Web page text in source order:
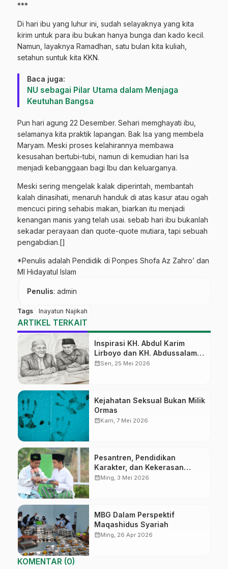
***
Di hari ibu yang luhur ini, sudah selayaknya yang kita
kirim untuk para ibu bukan hanya bunga dan kado kecil.
Namun, layaknya Ramadhan, satu bulan kita kuliah,
setahun suntuk kita KKN.
Baca juga:
NU sebagai Pilar Utama dalam Menjaga
Keutuhan Bangsa
Pun hari agung 22 Desember. Sehari memghayati ibu,
selamanya kita praktik lapangan. Bak Isa yang membela
Maryam. Meski proses kelahirannya membawa
kesusahan bertubi-tubi, namun di kemudian hari Isa
menjadi kebanggaan bagi Ibu dan keluarganya.
Meski sering mengelak kalak diperintah, membantah
kalah dinasihati, menaruh handuk di atas kasur atau ogah
mencuci piring sehabis makan, biarkan itu menjadi
kenangan manis yang telah usai. sebab hari ibu bukanlah
sekadar perayaan dan quote-quote mutiara, tapi sebuah
pengabdian.[]
*Penulis adalah Pendidik di Ponpes Shofa Az Zahro’ dan
MI Hidayatul Islam
Penulis: admin
Tags Inayatun Najikah
ARTIKEL TERKAIT
Inspirasi KH. Abdul Karim
Lirboyo dan KH. Abdussalam
Kajen
calendar_monthSen, 25 Mei 2026
Kejahatan Seksual Bukan Milik
Ormas
calendar_monthKam, 7 Mei 2026
Pesantren, Pendidikan
Karakter, dan Kekerasan
Seksual
calendar_monthMing, 3 Mei 2026
MBG Dalam Perspektif
Maqashidus Syariah
calendar_monthMing, 26 Apr 2026
KOMENTAR (0)